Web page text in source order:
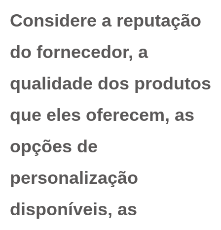
Considere a reputação
do fornecedor, a
qualidade dos produtos
que eles oferecem, as
opções de
personalização
disponíveis, as